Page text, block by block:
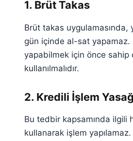
1. Brüt Takas
Brüt takas uygulamasında,
gün içinde al-sat yapamaz.
yapabilmek için önce sahip
kullanılmalıdır.
2. Kredili İşlem
Bu tedbir kapsamında ilgili
kullanarak işlem yapılamaz.